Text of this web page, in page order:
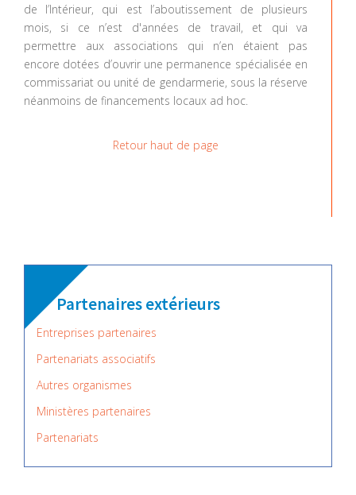
de l’Intérieur, qui est l’aboutissement de plusieurs
mois, si ce n’est d'années de travail, et qui va
permettre aux associations qui n’en étaient pas
encore dotées d’ouvrir une permanence spécialisée en
commissariat ou unité de gendarmerie, sous la réserve
néanmoins de financements locaux ad hoc.
Retour haut de page
Partenaires extérieurs
Entreprises partenaires
Partenariats associatifs
Autres organismes
Ministères partenaires
Partenariats